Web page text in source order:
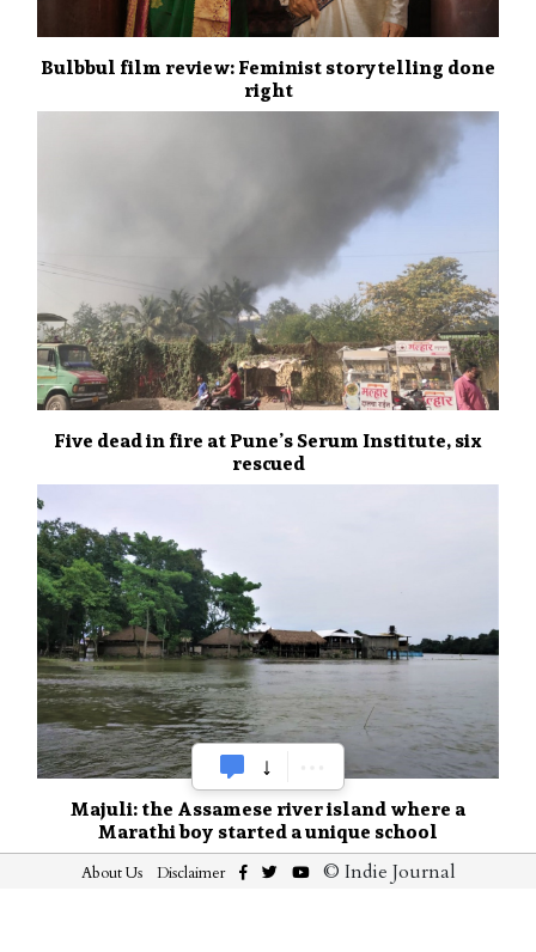
Bulbbul film review: Feminist storytelling done
right
Five dead in fire at Pune’s Serum Institute, six
rescued
Majuli: the Assamese river island where a
Marathi boy started a unique school
About Us Disclaimer © Indie Journal